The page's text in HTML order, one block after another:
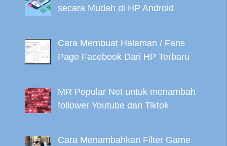
secara Mudah di HP Android
Cara Membuat Halaman / Fans
Page Facebook Dari HP Terbaru
MR Popular Net untuk menambah
follower Youtube dan Tiktok
Cara Menambahkan Filter Game